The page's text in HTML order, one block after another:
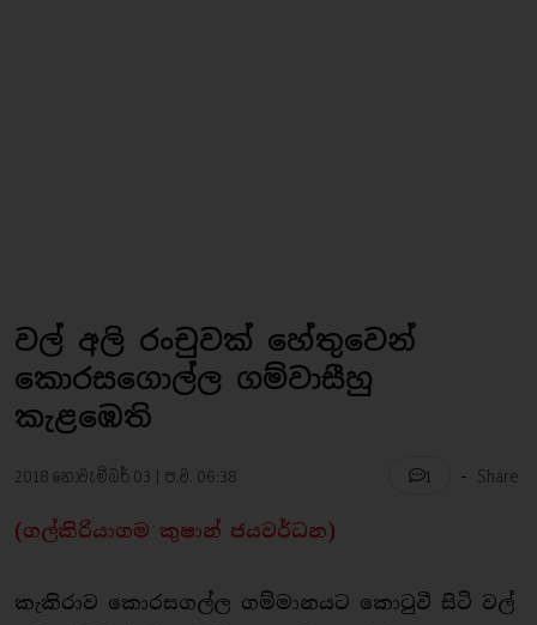
වල් අලි රංචුවක් හේතුවෙන්
කොරසගොල්ල ගම්වාසීහු
කැළඹෙති
2018 නොවැම්බර් 03 | ප.ව. 06:38 1 - Share
(ගල්කිරියාගම කුෂාන් ජයවර්ධන)
කැකිරාව කොරසගල්ල ගම්මානයට කොටුවී සිටි වල්